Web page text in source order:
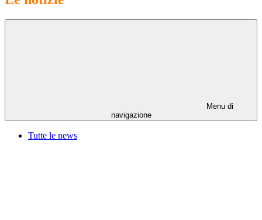
Menu di
navigazione
Tutte le news